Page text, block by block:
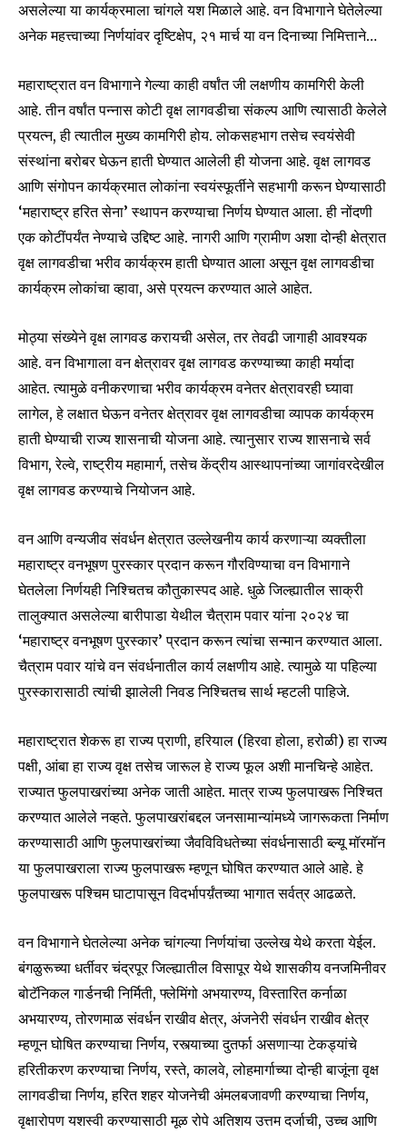
Join our community of
SUBSCRIBERS and be part of the
conversation.
To subscribe, simply enter your email address on our website
or click the subscribe button below. Don't worry, we respect
your privacy and won't spam your inbox. Your information is
safe with us.
SUBSCRIBE
I've read and accept the Privacy Policy.
6,300 32,111 75
असलेल्या या कार्यक्रमाला चांगले यश मिळाले आहे. वन विभागाने घेतेलेल्या
अनेक महत्त्वाच्या निर्णयांवर दृष्टिक्षेप, २१ मार्च या वन दिनाच्या निमित्ताने…
महाराष्ट्रात वन विभागाने गेल्या काही वर्षांत जी लक्षणीय कामगिरी केली
आहे. तीन वर्षांत पन्नास कोटी वृक्ष लागवडीचा संकल्प आणि त्यासाठी केलेले
प्रयत्न, ही त्यातील मुख्य कामगिरी होय. लोकसहभाग तसेच स्वयंसेवी
संस्थांना बरोबर घेऊन हाती घेण्यात आलेली ही योजना आहे. वृक्ष लागवड
आणि संगोपन कार्यक्रमात लोकांना स्वयंस्फूर्तीने सहभागी करून घेण्यासाठी
‘महाराष्ट्र हरित सेना’ स्थापन करण्याचा निर्णय घेण्यात आला. ही नोंदणी
एक कोटींपर्यंत नेण्याचे उद्दिष्ट आहे. नागरी आणि ग्रामीण अशा दोन्ही क्षेत्रात
वृक्ष लागवडीचा भरीव कार्यक्रम हाती घेण्यात आला असून वृक्ष लागवडीचा
कार्यक्रम लोकांचा व्हावा, असे प्रयत्न करण्यात आले आहेत.
मोठ्या संख्येने वृक्ष लागवड करायची असेल, तर तेवढी जागाही आवश्यक
आहे. वन विभागाला वन क्षेत्रावर वृक्ष लागवड करण्याच्या काही मर्यादा
आहेत. त्यामुळे वनीकरणाचा भरीव कार्यक्रम वनेतर क्षेत्रावरही घ्यावा
लागेल, हे लक्षात घेऊन वनेतर क्षेत्रावर वृक्ष लागवडीचा व्यापक कार्यक्रम
हाती घेण्याची राज्य शासनाची योजना आहे. त्यानुसार राज्य शासनाचे सर्व
विभाग, रेल्वे, राष्ट्रीय महामार्ग, तसेच केंद्रीय आस्थापनांच्या जागांवरदेखील
वृक्ष लागवड करण्याचे नियोजन आहे.
वन आणि वन्यजीव संवर्धन क्षेत्रात उल्लेखनीय कार्य करणाऱ्या व्यक्तीला
महाराष्ट्र वनभूषण पुरस्कार प्रदान करून गौरविण्याचा वन विभागाने
घेतलेला निर्णयही निश्चितच कौतुकास्पद आहे. धुळे जिल्ह्यातील साक्री
तालुक्यात असलेल्या बारीपाडा येथील चैत्राम पवार यांना २०२४ चा
‘महाराष्ट्र वनभूषण पुरस्कार’ प्रदान करून त्यांचा सन्मान करण्यात आला.
चैत्राम पवार यांचे वन संवर्धनातील कार्य लक्षणीय आहे. त्यामुळे या पहिल्या
पुरस्कारासाठी त्यांची झालेली निवड निश्चितच सार्थ म्हटली पाहिजे.
महाराष्ट्रात शेकरू हा राज्य प्राणी, हरियाल (हिरवा होला, हरोळी) हा राज्य
पक्षी, आंबा हा राज्य वृक्ष तसेच जारूल हे राज्य फूल अशी मानचिन्हे आहेत.
राज्यात फुलपाखरांच्या अनेक जाती आहेत. मात्र राज्य फुलपाखरू निश्चित
करण्यात आलेले नव्हते. फुलपाखरांबद्दल जनसामान्यांमध्ये जागरूकता निर्माण
करण्यासाठी आणि फुलपाखरांच्या जैवविविधतेच्या संवर्धनासाठी ब्ल्यू मॉरमॉन
या फुलपाखराला राज्य फुलपाखरू म्हणून घोषित करण्यात आले आहे. हे
फुलपाखरू पश्चिम घाटापासून विदर्भापर्य़ंतच्या भागात सर्वत्र आढळते.
वन विभागाने घेतलेल्या अनेक चांगल्या निर्णयांचा उल्लेख येथे करता येईल.
बंगळुरूच्या धर्तीवर चंद्रपूर जिल्ह्यातील विसापूर येथे शासकीय वनजमिनीवर
बोटॅनिकल गार्डनची निर्मिती, फ्लेमिंगो अभयारण्य, विस्तारित कर्नाळा
अभयारण्य, तोरणमाळ संवर्धन राखीव क्षेत्र, अंजनेरी संवर्धन राखीव क्षेत्र
म्हणून घोषित करण्याचा निर्णय, रस्त्याच्या दुतर्फा असणाऱ्या टेकड्यांचे
हरितीकरण करण्याचा निर्णय, रस्ते, कालवे, लोहमार्गाच्या दोन्ही बाजूंना वृक्ष
लागवडीचा निर्णय, हरित शहर योजनेची अंमलबजावणी करण्याचा निर्णय,
वृक्षारोपण यशस्वी करण्यासाठी मूळ रोपे अतिशय उत्तम दर्जाची, उच्च आणि